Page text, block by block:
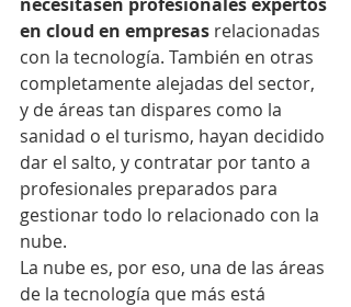
en cloud en empresas relacionadas
con la tecnología. También en otras
completamente alejadas del sector,
y de áreas tan dispares como la
sanidad o el turismo, hayan decidido
dar el salto, y contratar por tanto a
profesionales preparados para
gestionar todo lo relacionado con la
nube.
La nube es, por eso, una de las áreas
de la tecnología que más está